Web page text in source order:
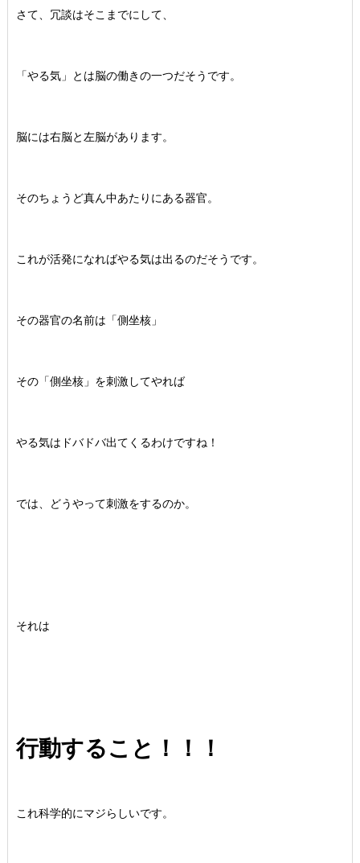
さて、冗談はそこまでにして、
「やる気」とは脳の働きの一つだそうです。
脳には右脳と左脳があります。
そのちょうど真ん中あたりにある器官。
これが活発になればやる気は出るのだそうです。
その器官の名前は「側坐核」
その「側坐核」を刺激してやれば
やる気はドバドバ出てくるわけですね！
では、どうやって刺激をするのか。
それは
行動すること！！！
これ科学的にマジらしいです。